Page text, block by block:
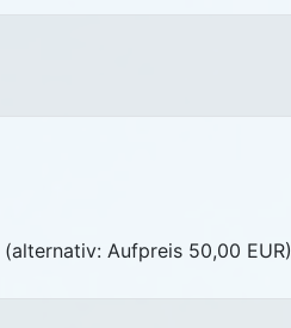
Aufpreis 50,00 EUR)